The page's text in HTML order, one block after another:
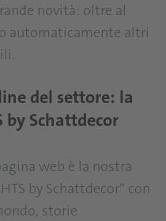
novità: oltre al
automaticamente altri
del settore: la
by Schattdecor
web è la nostra
by Schattdecor“ con
storie